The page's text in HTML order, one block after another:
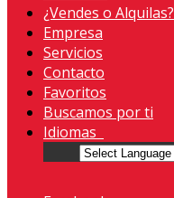
¿Vendes o Alquilas?
Empresa
Servicios
Contacto
Favoritos
Buscamos por ti
Idiomas